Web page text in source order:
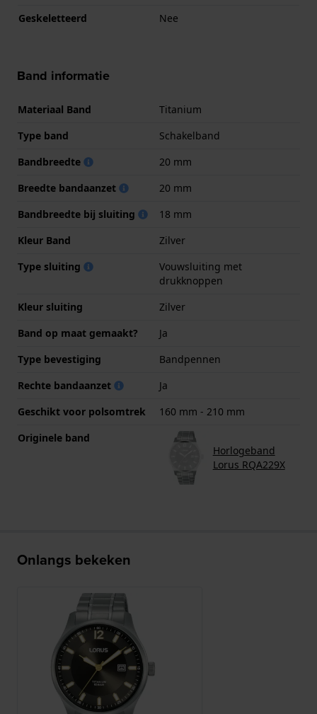
Geskeletteerd
Nee
Band informatie
Materiaal Band
Titanium
Type band
Schakelband
Bandbreedte
20 mm
Breedte bandaanzet
20 mm
Bandbreedte bij sluiting
18 mm
Kleur Band
Zilver
Type sluiting
Vouwsluiting met
drukknoppen
Kleur sluiting
Zilver
Band op maat gemaakt?
Ja
Type bevestiging
Bandpennen
Rechte bandaanzet
Ja
Geschikt voor polsomtrek
160 mm - 210 mm
Originele band
Horlogeband
Lorus RQA229X
Onlangs bekeken